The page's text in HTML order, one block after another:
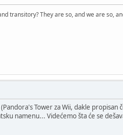
transitory? They are so, and we are so,
Tower za Wii, dakle
namenu... Videćemo šta će se